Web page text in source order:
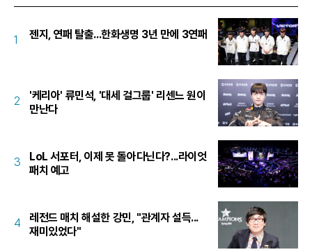
1 젠지, 연패 탈출...한화생명 3년 만에 3연패
2
'케리아' 류민석, '대세 걸그룹' 리센느 원이
만난다
3
LoL 서포터, 이제 못 돌아다닌다?...라이엇
패치 예고
4
레전드 매치 해설한 강민, "관계자 설득...
재미있었다"